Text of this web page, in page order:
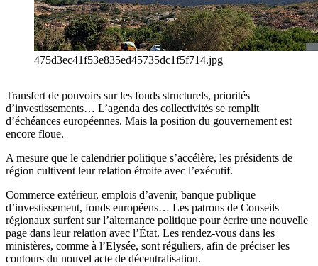
475d3ec41f53e835ed45735dc1f5f714.jpg
Transfert de pouvoirs sur les fonds structurels, priorités
d’investissements… L’agenda des collectivités se remplit
d’échéances européennes. Mais la position du gouvernement est
encore floue.
A mesure que le calendrier politique s’accélère, les présidents de
région cultivent leur relation étroite avec l’exécutif.
Commerce extérieur, emplois d’avenir, banque publique
d’investissement, fonds européens… Les patrons de Conseils
régionaux surfent sur l’alternance politique pour écrire une nouvelle
page dans leur relation avec l’État. Les rendez-vous dans les
ministères, comme à l’Elysée, sont réguliers, afin de préciser les
contours du nouvel acte de décentralisation.